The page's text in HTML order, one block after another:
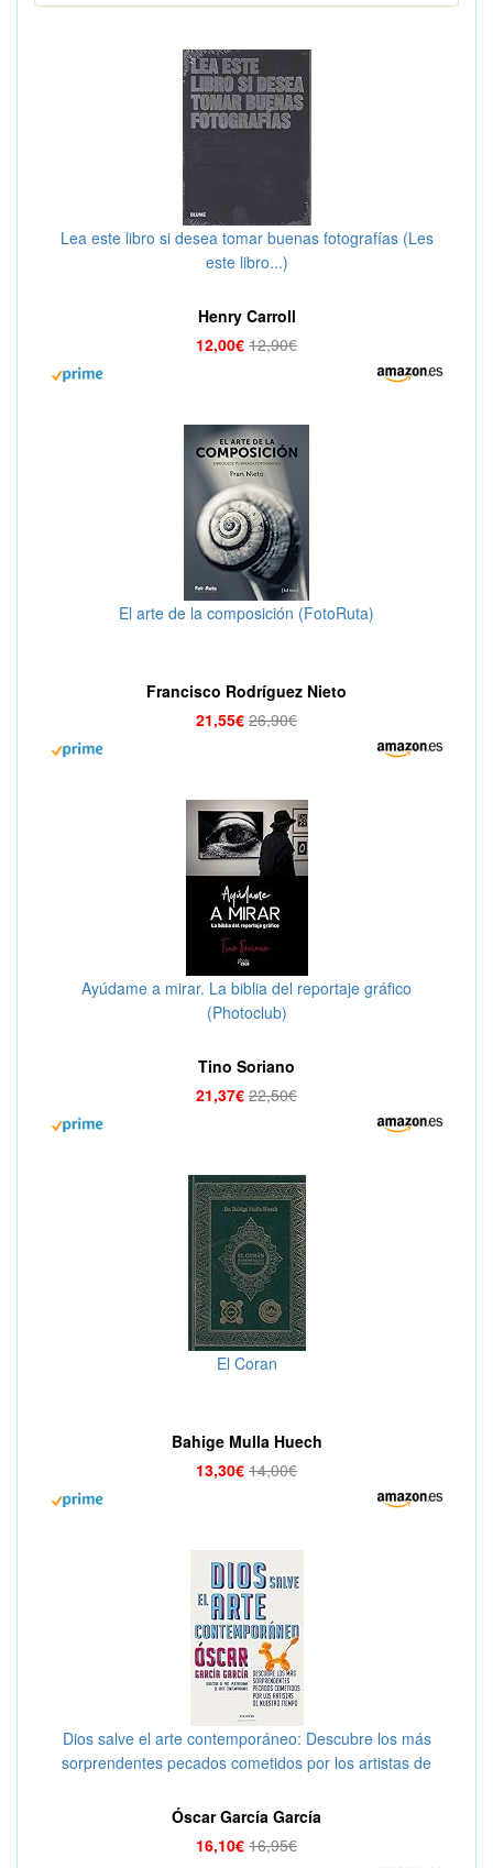
Lea este libro si desea tomar buenas fotografías (Les
este libro...)
Henry Carroll
12,00€ 12,90€
El arte de la composición (FotoRuta)
Francisco Rodríguez Nieto
21,55€ 26,90€
Ayúdame a mirar. La biblia del reportaje gráfico
(Photoclub)
Tino Soriano
21,37€ 22,50€
El Coran
Bahige Mulla Huech
13,30€ 14,00€
Dios salve el arte contemporáneo: Descubre los más
sorprendentes pecados cometidos por los artistas de
Óscar García García
16,10€ 16,95€